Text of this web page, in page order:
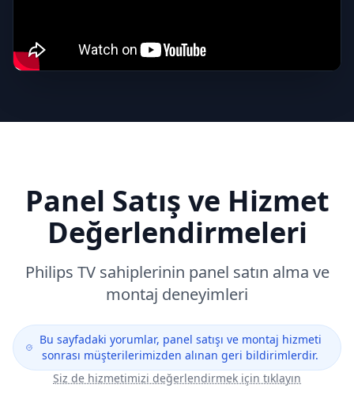
Panel Satış ve Hizmet
Değerlendirmeleri
Philips TV sahiplerinin panel satın alma ve
montaj deneyimleri
Bu sayfadaki yorumlar, panel satışı ve montaj hizmeti
sonrası müşterilerimizden alınan geri bildirimlerdir.
Siz de hizmetimizi değerlendirmek için tıklayın